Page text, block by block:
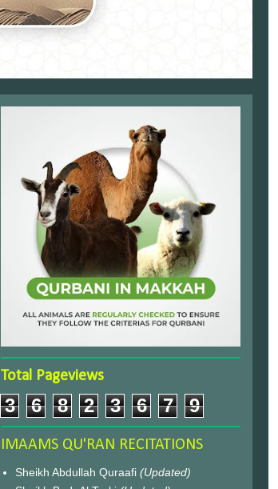
Total Pageviews
3 6 8 2 3 6 7 9
IMAAMS QU'RAN RECITATIONS
Sheikh Abdullah Quraafi (Updated)